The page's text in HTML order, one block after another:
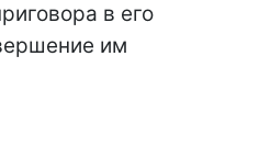
в его
им